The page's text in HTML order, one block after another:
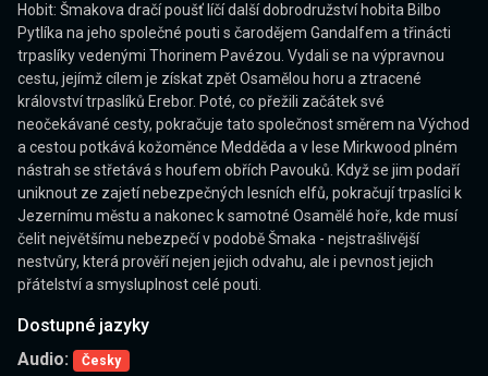
Hobit: Šmakova dračí poušť líčí další dobrodružství hobita Bilbo
Pytlíka na jeho společné pouti s čarodějem Gandalfem a třinácti
trpaslíky vedenými Thorinem Pavézou. Vydali se na výpravnou
cestu, jejímž cílem je získat zpět Osamělou horu a ztracené
království trpaslíků Erebor. Poté, co přežili začátek své
neočekávané cesty, pokračuje tato společnost směrem na Východ
a cestou potkává kožoměnce Medděda a v lese Mirkwood plném
nástrah se střetává s houfem obřích Pavouků. Když se jim podaří
uniknout ze zajetí nebezpečných lesních elfů, pokračují trpaslíci k
Jezernímu městu a nakonec k samotné Osamělé hoře, kde musí
čelit největšímu nebezpečí v podobě Šmaka - nejstrašlivější
nestvůry, která prověří nejen jejich odvahu, ale i pevnost jejich
přátelství a smysluplnost celé pouti.
Dostupné jazyky
Audio:
Česky